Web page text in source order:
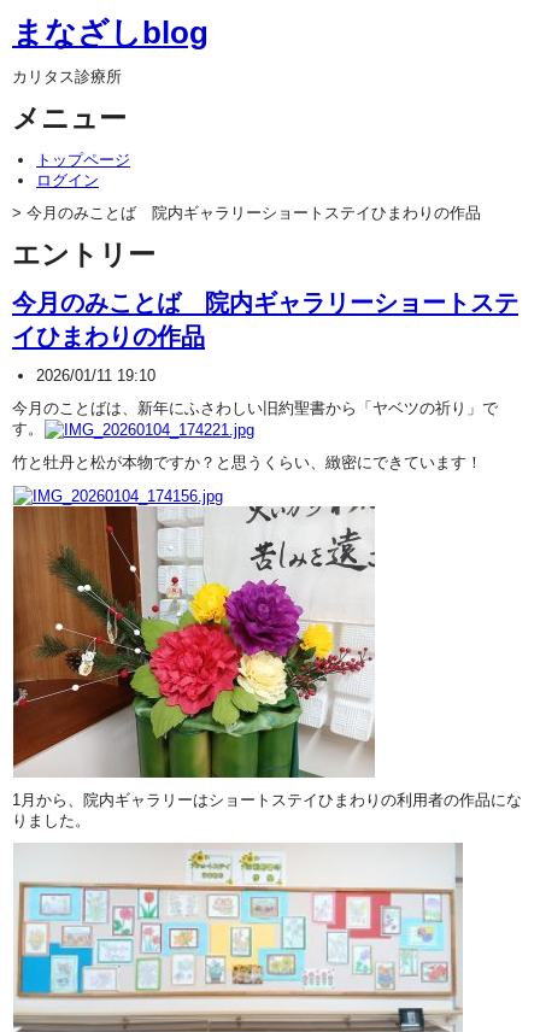
まなざしblog
カリタス診療所
メニュー
トップページ
ログイン
> 今月のみことば 院内ギャラリーショートステイひまわりの作品
エントリー
今月のみことば 院内ギャラリーショートステ
イひまわりの作品
2026/01/11 19:10
今月のことばは、新年にふさわしい旧約聖書から「ヤベツの祈り」で
す。
竹と牡丹と松が本物ですか？と思うくらい、緻密にできています！
1月から、院内ギャラリーはショートステイひまわりの利用者の作品にな
りました。